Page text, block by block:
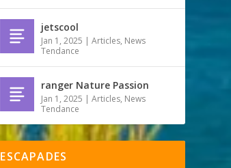
jetscool
Jan 1, 2025 |Articles, News
Tendance
ranger Nature Passion
Jan 1, 2025 |Articles, News
Tendance
ESCAPADES